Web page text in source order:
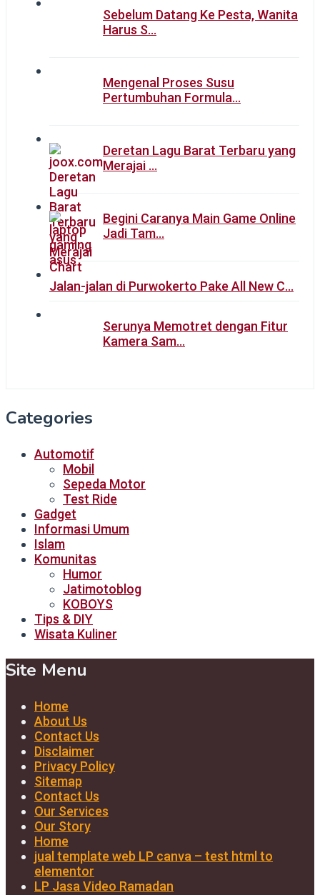
Sebelum Datang Ke Pesta, Wanita
Harus S…
Mengenal Proses Susu
Pertumbuhan Formula…
Deretan Lagu Barat Terbaru yang
Merajai …
Begini Caranya Main Game Online
Jadi Tam…
Jalan-jalan di Purwokerto Pake All New C…
Serunya Memotret dengan Fitur
Kamera Sam…
Categories
Automotif
Mobil
Sepeda Motor
Test Ride
Gadget
Informasi Umum
Islam
Komunitas
Humor
Jatimotoblog
KOBOYS
Tips & DIY
Wisata Kuliner
Site Menu
Home
About Us
Contact Us
Disclaimer
Privacy Policy
Sitemap
Contact Us
Our Services
Our Story
Home
jual template web LP canva – test html to
elementor
LP Jasa Video Ramadan